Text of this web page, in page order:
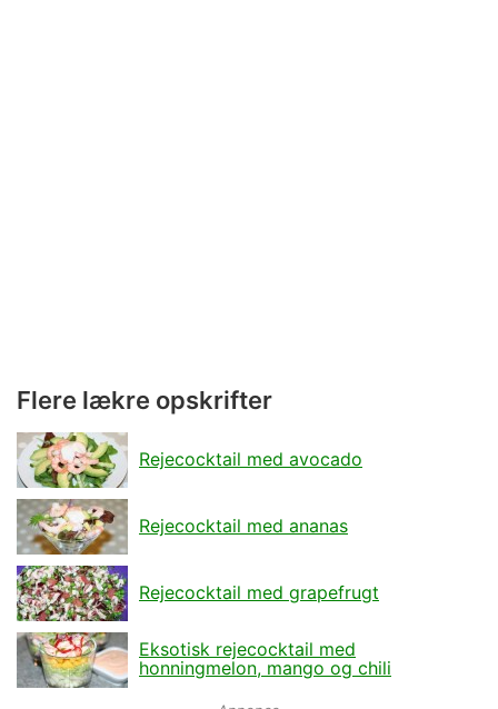
Flere lækre opskrifter
Rejecocktail med avocado
Rejecocktail med ananas
Rejecocktail med grapefrugt
Eksotisk rejecocktail med
honningmelon, mango og chili